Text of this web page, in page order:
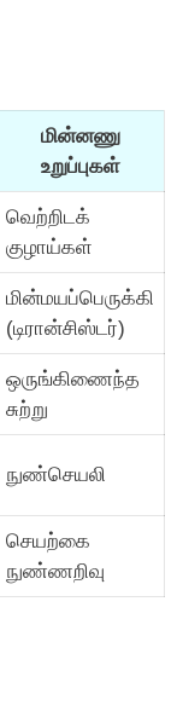
மின்னணு
உறுப்புகள்
வெற்றிடக்
குழாய்கள்
மின்மயப்பெருக்கி
(டிரான்சிஸ்டர்)
ஒருங்கிணைந்த
சுற்று
நுண்செயலி
செயற்கை
நுண்ணறிவு